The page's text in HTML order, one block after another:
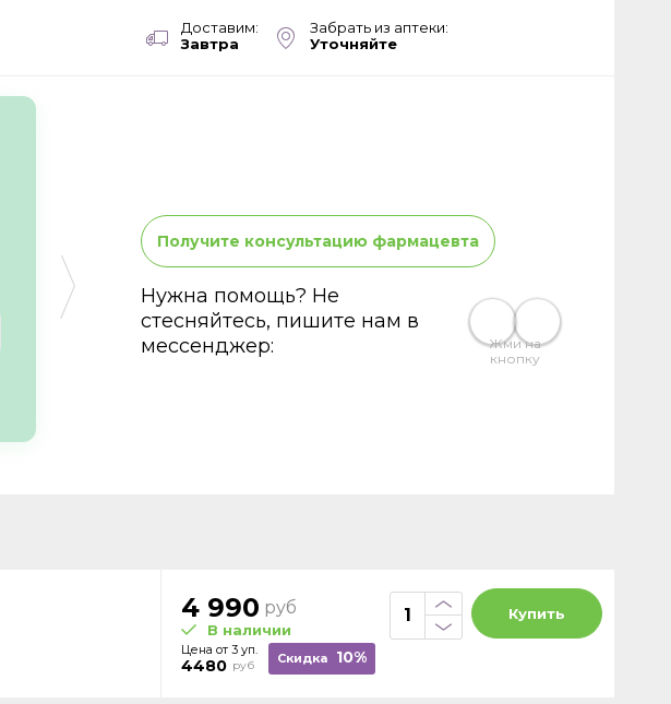
Доставим:
Завтра
Забрать из аптеки:
Уточняйте
Получите консультацию фармацевта
Нужна помощь? Не
стесняйтесь, пишите нам в
мессенджер:
Жми на
кнопку
4 990 руб
В наличии
Цена от 3 уп.
4480 руб Скидка 10%
Купить